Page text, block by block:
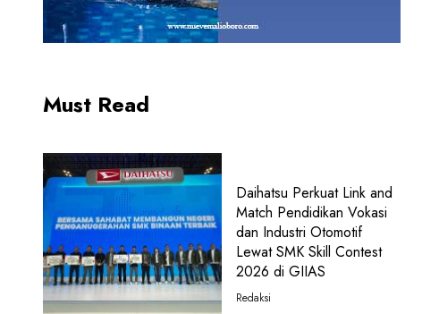
Must Read
Daihatsu Perkuat Link and
Match Pendidikan Vokasi
dan Industri Otomotif
Lewat SMK Skill Contest
2026 di GIIAS
Redaksi